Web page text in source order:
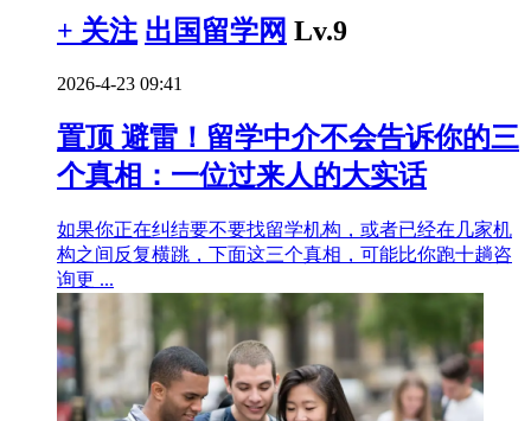
+ 关注 出国留学网 Lv.9
2026-4-23 09:41
置顶 避雷！留学中介不会告诉你的三
个真相：一位过来人的大实话
如果你正在纠结要不要找留学机构，或者已经在几家机
构之间反复横跳，下面这三个真相，可能比你跑十趟咨
询更 ...